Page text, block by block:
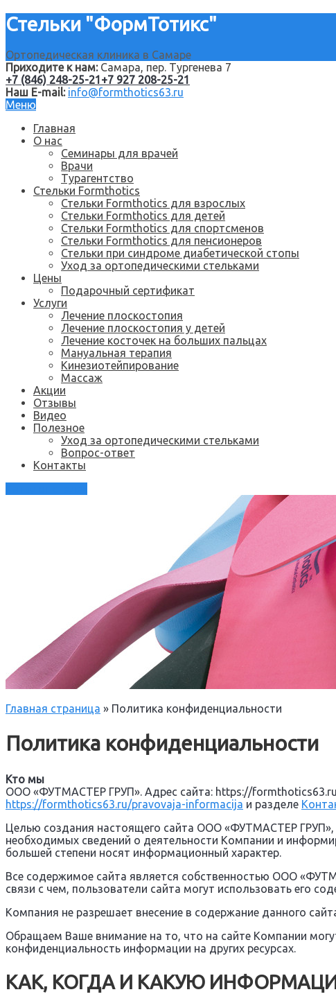
Стельки "ФормТотикс"
Ортопедическая клиника в Самаре
Приходите к нам:Самара, пер. Тургенева 7
+7 (846) 248-25-21 +7 927 208-25-21
Наш E-mail: info@formthotics63.ru
Меню
Главная
О нас
Семинары для врачей
Врачи
Турагентство
Стельки Formthotics
Стельки Formthotics для взрослых
Стельки Formthotics для детей
Стельки Formthotics для спортсменов
Стельки Formthotics для пенсионеров
Стельки при синдроме диабетической стопы
Уход за ортопедическими стельками
Цены
Подарочный сертификат
Услуги
Лечение плоскостопия
Лечение плоскостопия у детей
Лечение косточек на больших пальцах
Мануальная терапия
Кинезиотейпирование
Массаж
Акции
Отзывы
Видео
Полезное
Уход за ортопедическими стельками
Вопрос-ответ
Контакты
Главная страница » Политика конфиденциальности
Политика конфиденциальности
Кто мы
ООО «ФУТМАСТЕР ГРУП». Адрес сайта: https://
https://formthotics63.ru/pravovaja-informacija и разделе
Целью создания настоящего сайта ООО «ФУТМАСТЕР ГРУП»,
необходимых сведений о деятельности Компании и
большей степени носят информационный характер.
Все содержимое сайта является собственностью ООО
связи с чем, пользователи сайта могут использовать его
Компания не разрешает внесение в содержание данного
Обращаем Ваше внимание на то, что на сайте Компании
конфиденциальность информации на других ресурсах.
КАК, КОГДА И КАКУЮ